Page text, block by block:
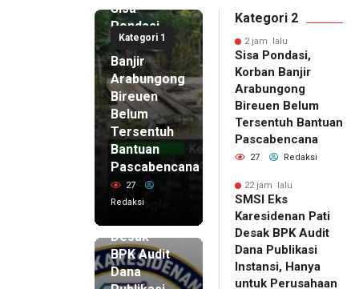
Kategori 1
Sisa
Pondasi,
Korban
Banjir
Arabungong
Bireuen
Belum
Tersentuh
Bantuan
Pascabencana
27
Redaksi
22 jam lalu
SMSI Eks
Karesidenan
Desak
BPK Audit
Dana
Kategori 2
2 jam lalu
Sisa Pondasi,
Korban Banjir
Arabungong
Bireuen Belum
Tersentuh Bantuan
Pascabencana
27 Redaksi
22 jam lalu
SMSI Eks
Karesidenan Pati
Desak BPK Audit
Dana Publikasi
Instansi, Hanya
untuk Perusahaan